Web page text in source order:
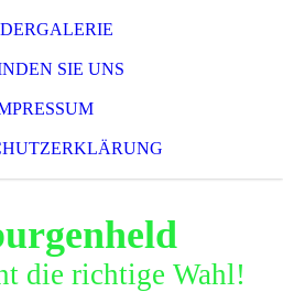
SIE UNS
die richtige Wahl!